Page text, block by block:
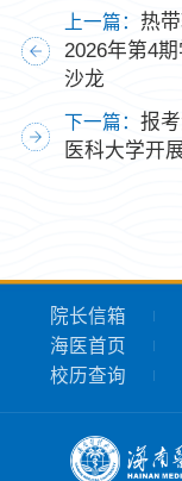
上一篇： 热
2026年第4
沙龙
下一篇： 报
医科大学开
院长信箱
海医首页
校历查询